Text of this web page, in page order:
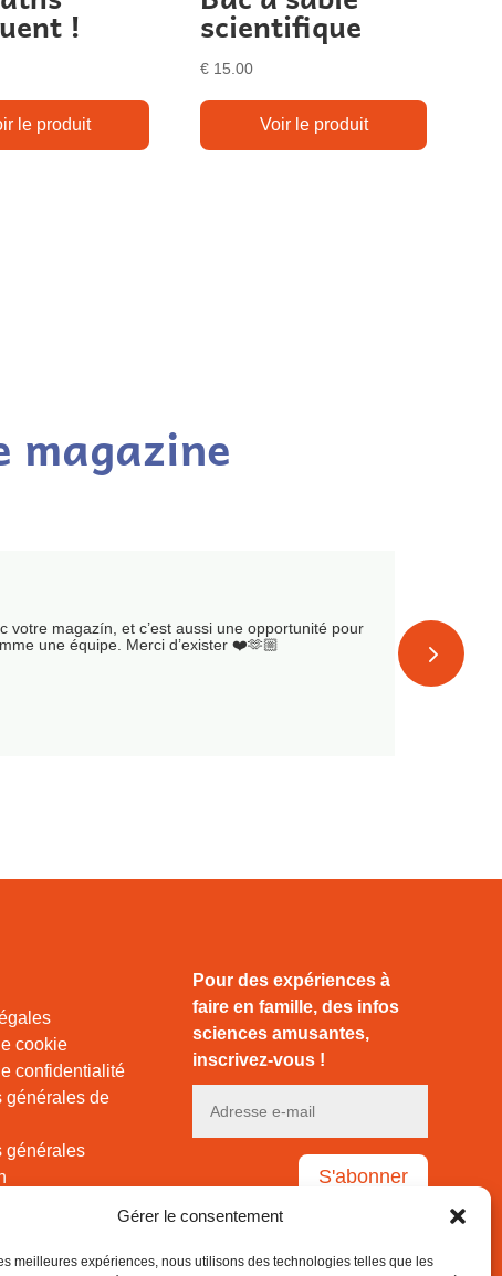
Gérer le consentement
meilleures expériences, nous utilisons des technologies telles que les
!
le produit
scientifique
€ 15.00
Voir le produit
votre magazín, et c’est aussi une opportunité pour
une équipe. Merci d’exister ❤️🫶🏼
cookie
confidentialité
générales de
générales
Pour des expériences à
faire en famille, des infos
sciences amusantes,
inscrivez-vous !
S'abonner
utilisée pour vous envoyer notre lettre